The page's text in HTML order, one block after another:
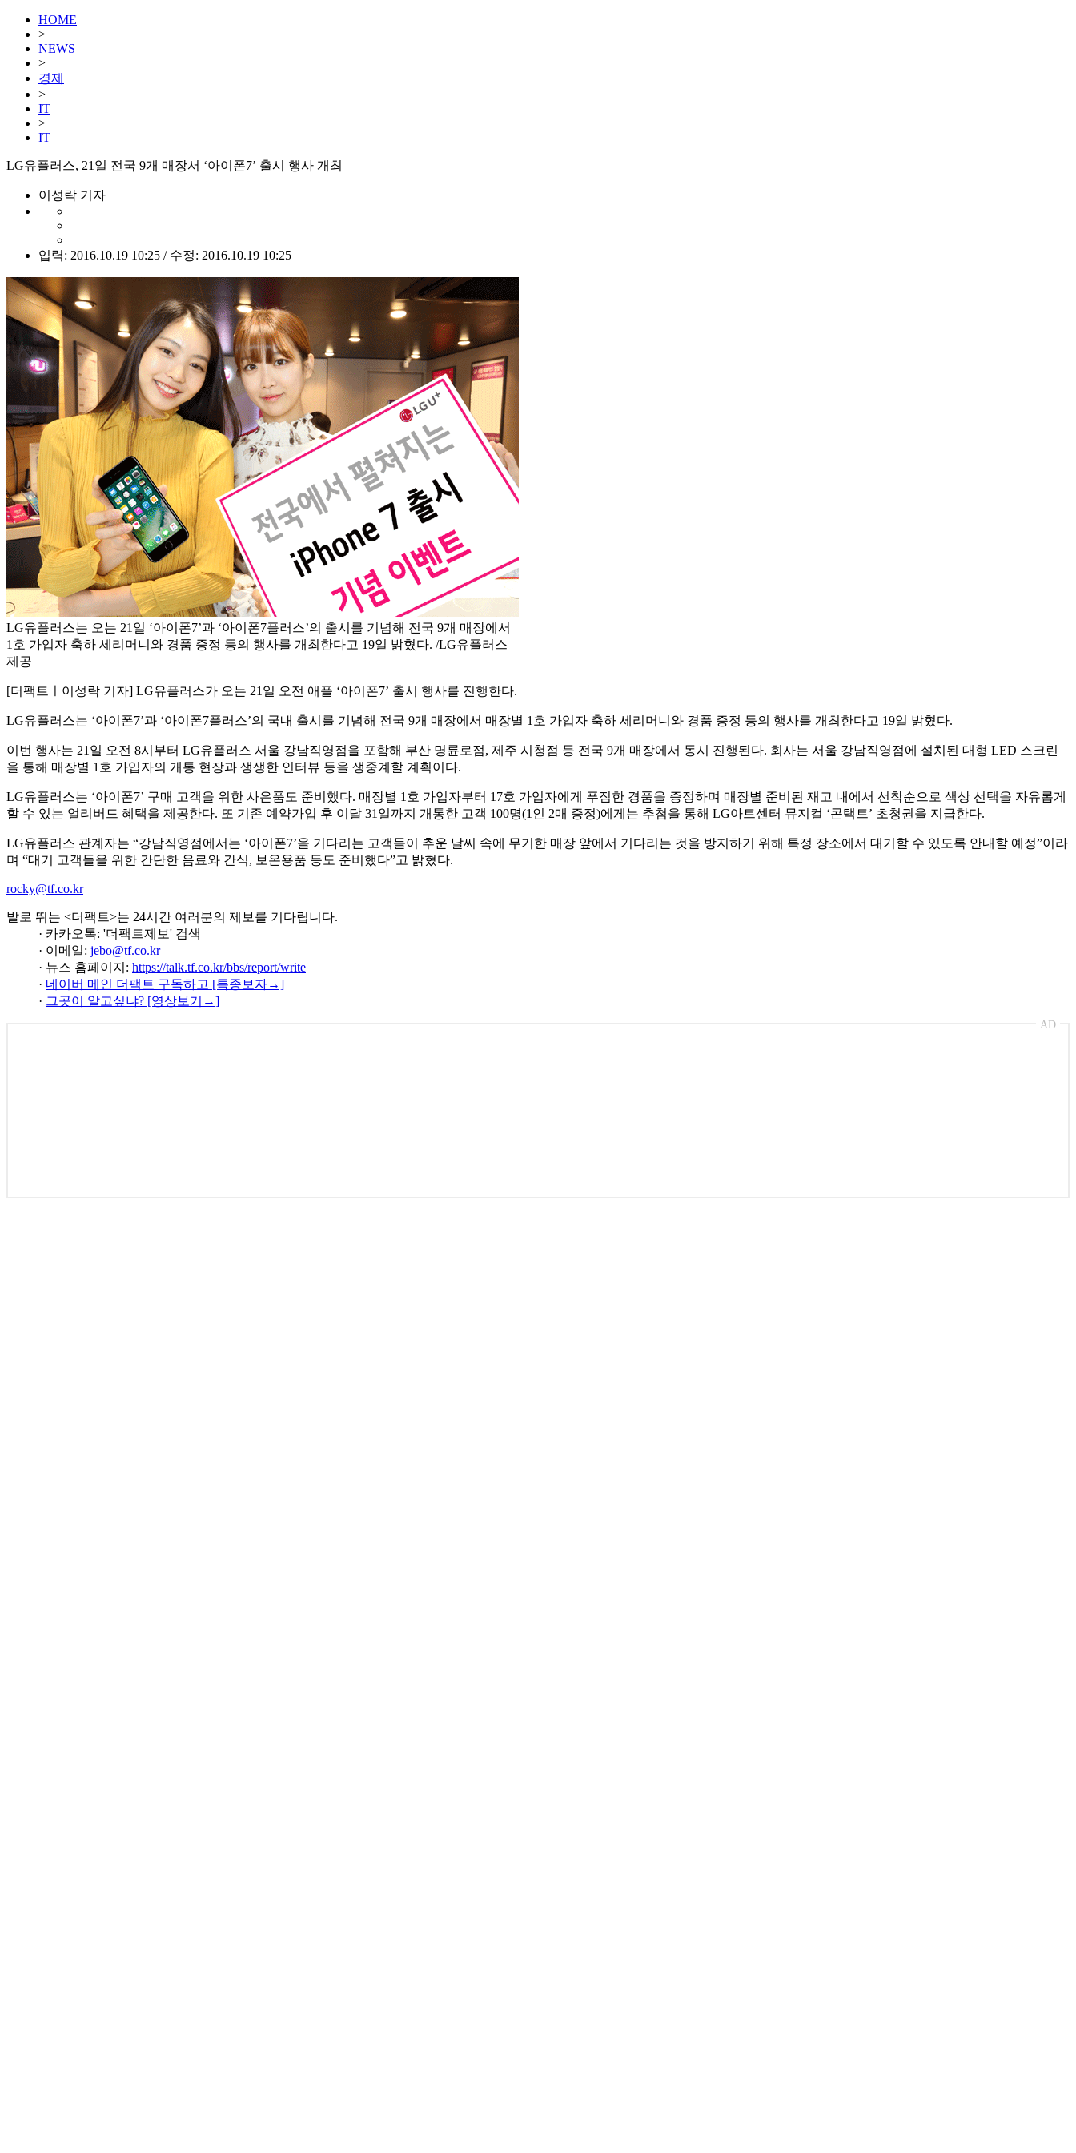
HOME
>
NEWS
>
경제
>
IT
>
IT
LG유플러스, 21일 전국 9개 매장서 ‘아이폰7’ 출시 행사 개최
이성락 기자
입력: 2016.10.19 10:25 / 수정: 2016.10.19 10:25
LG유플러스는 오는 21일 ‘아이폰7’과 ‘아이폰7플러스’의 출시를 기념해 전국 9개 매장에서
1호 가입자 축하 세리머니와 경품 증정 등의 행사를 개최한다고 19일 밝혔다. /LG유플러스
제공
[더팩트ㅣ이성락 기자] LG유플러스가 오는 21일 오전 애플 ‘아이폰7’ 출시 행사를 진행한다.
LG유플러스는 ‘아이폰7’과 ‘아이폰7플러스’의 국내 출시를 기념해 전국 9개 매장에서 매장별 1호 가입자 축하 세리머니와 경품 증정 등의 행사를 개최한다고 19일 밝혔다.
이번 행사는 21일 오전 8시부터 LG유플러스 서울 강남직영점을 포함해 부산 명륜로점, 제주 시청점 등 전국 9개 매장에서 동시 진행된다. 회사는 서울 강남직영점에 설치된 대형 LED 스크린
을 통해 매장별 1호 가입자의 개통 현장과 생생한 인터뷰 등을 생중계할 계획이다.
LG유플러스는 ‘아이폰7’ 구매 고객을 위한 사은품도 준비했다. 매장별 1호 가입자부터 17호 가입자에게 푸짐한 경품을 증정하며 매장별 준비된 재고 내에서 선착순으로 색상 선택을 자유롭게
할 수 있는 얼리버드 혜택을 제공한다. 또 기존 예약가입 후 이달 31일까지 개통한 고객 100명(1인 2매 증정)에게는 추첨을 통해 LG아트센터 뮤지컬 ‘콘택트’ 초청권을 지급한다.
LG유플러스 관계자는 “강남직영점에서는 ‘아이폰7’을 기다리는 고객들이 추운 날씨 속에 무기한 매장 앞에서 기다리는 것을 방지하기 위해 특정 장소에서 대기할 수 있도록 안내할 예정”이라
며 “대기 고객들을 위한 간단한 음료와 간식, 보온용품 등도 준비했다”고 밝혔다.
rocky@tf.co.kr
발로 뛰는 <더팩트>는 24시간 여러분의 제보를 기다립니다.
· 카카오톡: '더팩트제보' 검색
· 이메일: jebo@tf.co.kr
· 뉴스 홈페이지: https://talk.tf.co.kr/bbs/report/write
· 네이버 메인 더팩트 구독하고 [특종보자→]
· 그곳이 알고싶냐? [영상보기→]
AD